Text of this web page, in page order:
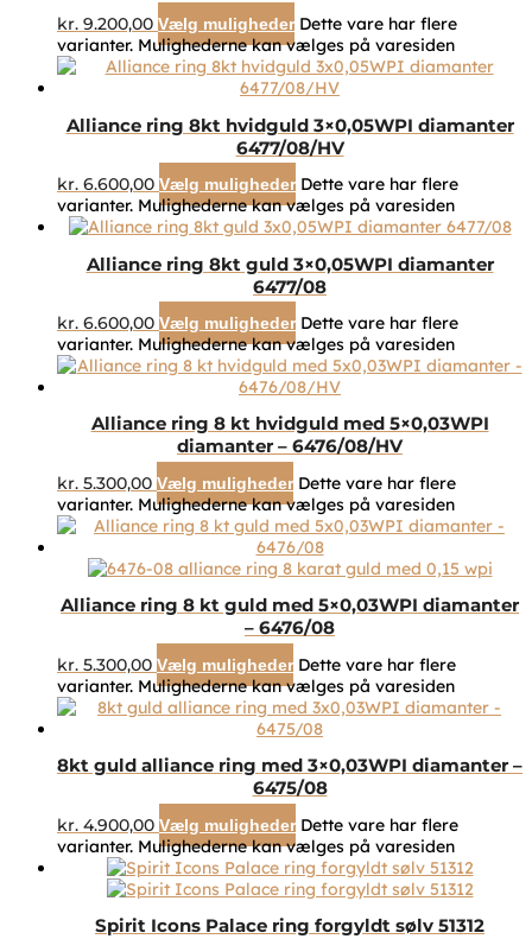
kr. 9.200,00 Vælg muligheder Dette vare har flere
varianter. Mulighederne kan vælges på varesiden
Alliance ring 8kt hvidguld 3×0,05WPI diamanter
6477/08/HV
kr. 6.600,00 Vælg muligheder Dette vare har flere
varianter. Mulighederne kan vælges på varesiden
Alliance ring 8kt guld 3×0,05WPI diamanter
6477/08
kr. 6.600,00 Vælg muligheder Dette vare har flere
varianter. Mulighederne kan vælges på varesiden
Alliance ring 8 kt hvidguld med 5×0,03WPI
diamanter – 6476/08/HV
kr. 5.300,00 Vælg muligheder Dette vare har flere
varianter. Mulighederne kan vælges på varesiden
Alliance ring 8 kt guld med 5×0,03WPI diamanter
– 6476/08
kr. 5.300,00 Vælg muligheder Dette vare har flere
varianter. Mulighederne kan vælges på varesiden
8kt guld alliance ring med 3×0,03WPI diamanter –
6475/08
kr. 4.900,00 Vælg muligheder Dette vare har flere
varianter. Mulighederne kan vælges på varesiden
Spirit Icons Palace ring forgyldt sølv 51312